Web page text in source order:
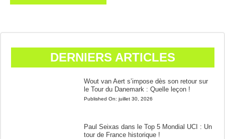
DERNIERS ARTICLES
Wout van Aert s’impose dès son retour sur
le Tour du Danemark : Quelle leçon !
Published On: juillet 30, 2026
Paul Seixas dans le Top 5 Mondial UCI : Un
tour de France historique !